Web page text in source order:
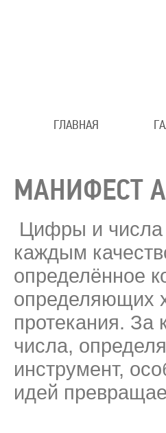
ГЛАВНАЯ
МАНИФЕСТ
Цифры и числа
каждым
определённое
определяющих
протекания. За
числа,
инструмент,
идей